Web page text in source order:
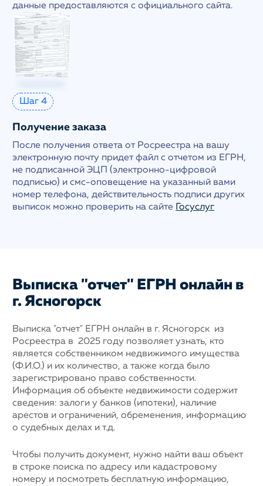
данные предоставляются с официального сайта.
Шаг 4
Получение заказа
После получения ответа от Росреестра на вашу
электронную почту придет файл с отчетом из ЕГРН,
не подписанной ЭЦП (электронно-цифровой
подписью) и смс-оповещение на указанный вами
номер телефона, действительность подписи других
выписок можно проверить на сайте
Госуслуг
Выписка "отчет" ЕГРН онлайн в
г. Ясногорск
Выписка "отчет" ЕГРН онлайн в г. Ясногорск из
Росреестра в 2025 году позволяет узнать, кто
является собственником недвижимого имущества
(Ф.И.О.) и их количество, а также когда было
зарегистрировано право собственности.
Информация об объекте недвижимости содержит
сведения: залоги у банков (ипотеки), наличие
арестов и ограничений, обременения, информацию
о судебных делах и т.д.
Чтобы получить документ, нужно найти ваш объект
в строке поиска по адресу или кадастровому
номеру и посмотреть бесплатную информацию,